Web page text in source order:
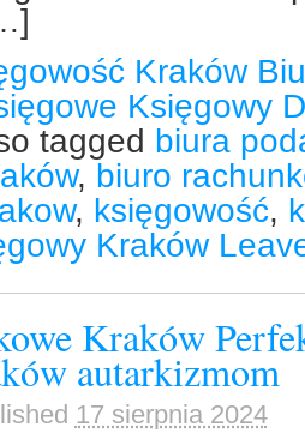
Kraków
Księgowy
tagged biura
, biuro
, księgowość,
Kraków
Kraków
autarkizmom
17 sierpnia 2024